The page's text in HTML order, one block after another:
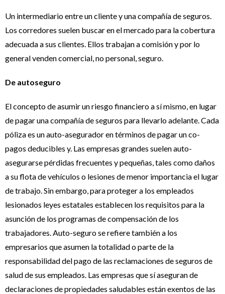
Un intermediario entre un cliente y una compañía de seguros.
Los corredores suelen buscar en el mercado para la cobertura
adecuada a sus clientes. Ellos trabajan a comisión y por lo
general venden comercial, no personal, seguro.
De autoseguro
El concepto de asumir un riesgo financiero a sí mismo, en lugar
de pagar una compañía de seguros para llevarlo adelante. Cada
póliza es un auto-asegurador en términos de pagar un co-
pagos deducibles y. Las empresas grandes suelen auto-
asegurarse pérdidas frecuentes y pequeñas, tales como daños
a su flota de vehículos o lesiones de menor importancia el lugar
de trabajo. Sin embargo, para proteger a los empleados
lesionados leyes estatales establecen los requisitos para la
asunción de los programas de compensación de los
trabajadores. Auto-seguro se refiere también a los
empresarios que asumen la totalidad o parte de la
responsabilidad del pago de las reclamaciones de seguros de
salud de sus empleados. Las empresas que sí aseguran de
declaraciones de propiedades saludables están exentos de las